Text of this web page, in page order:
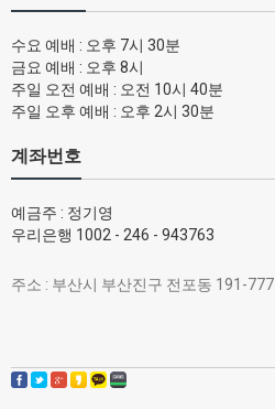
수요 예배 : 오후 7시 30분
금요 예배 : 오후 8시
주일 오전 예배 : 오전 10시 40분
주일 오후 예배 : 오후 2시 30분
계좌번호
예금주 : 정기영
우리은행 1002 - 246 - 943763
주소 : 부산시 부산진구 전포동 191-777